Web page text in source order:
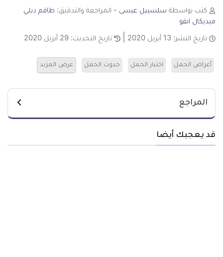
كتب بواسطة سلسبيل عيسى - المراجعة والتدقيق: طاقم ديلي
ميديكال انفو
تاريخ النشر: 13 أبريل 2020 تاريخ التحديث: 29 أبريل 2020
أعراض الحمل اختبار الحمل حدوث الحمل عرض المزيد
المراجع
قد يعجبك أيضا